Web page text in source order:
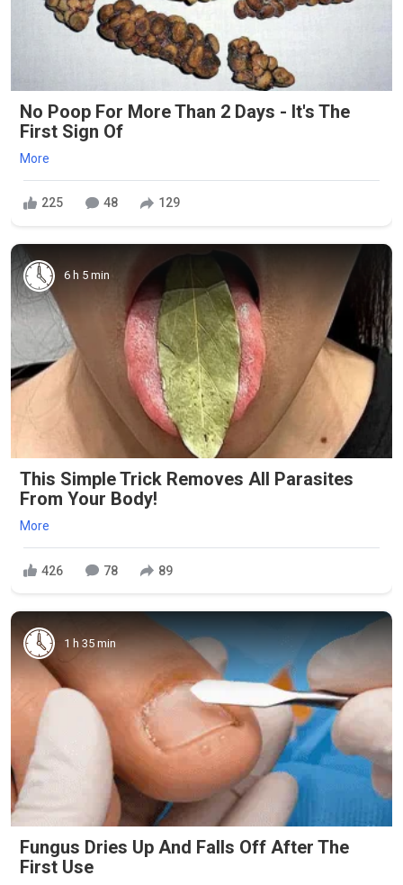
No Poop For More Than 2 Days - It's The
First Sign Of
More
225 48 129
6 h 5 min
This Simple Trick Removes All Parasites
From Your Body!
More
426 78 89
1 h 35 min
Fungus Dries Up And Falls Off After The
First Use